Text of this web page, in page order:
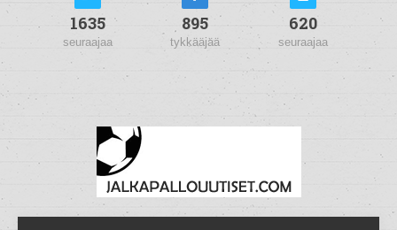
1635
seuraajaa
895
tykkääjää
620
seuraajaa